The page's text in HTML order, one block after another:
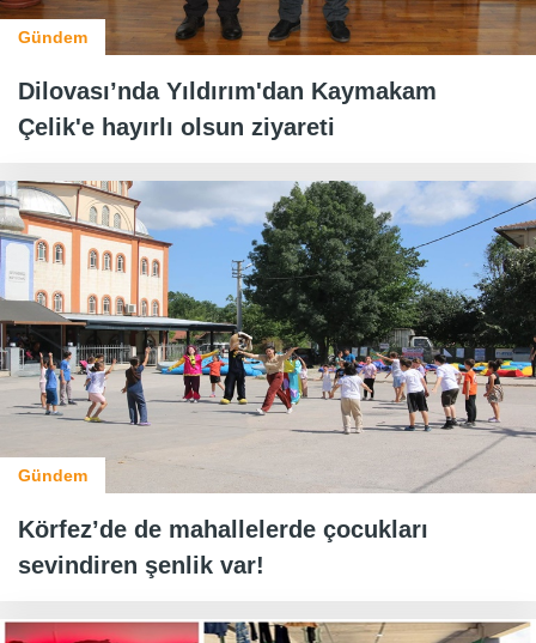
Gündem
Dilovası’nda Yıldırım'dan Kaymakam
Çelik'e hayırlı olsun ziyareti
Gündem
Körfez’de de mahallelerde çocukları
sevindiren şenlik var!